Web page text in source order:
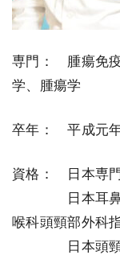
専門：
腫瘍免
学、腫瘍学
卒年： 平成元
資格：
日本専
日本耳
喉科頭頸部外科
日本頭